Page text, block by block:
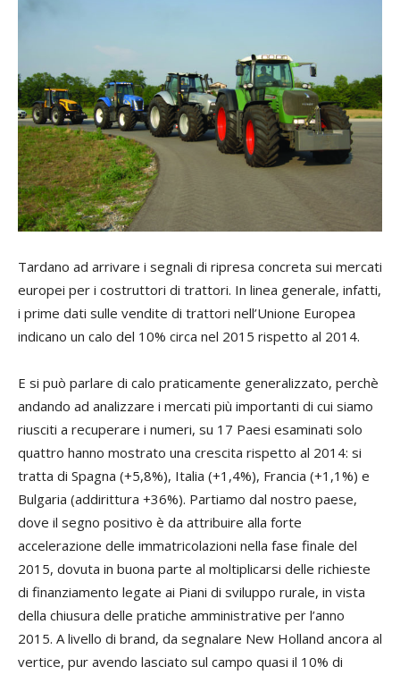
Tardano ad arrivare i segnali di ripresa concreta sui mercati
europei per i costruttori di trattori. In linea generale, infatti,
i prime dati sulle vendite di trattori nell’Unione Europea
indicano un calo del 10% circa nel 2015 rispetto al 2014.
E si può parlare di calo praticamente generalizzato, perchè
andando ad analizzare i mercati più importanti di cui siamo
riusciti a recuperare i numeri, su 17 Paesi esaminati solo
quattro hanno mostrato una crescita rispetto al 2014: si
tratta di Spagna (+5,8%), Italia (+1,4%), Francia (+1,1%) e
Bulgaria (addirittura +36%). Partiamo dal nostro paese,
dove il segno positivo è da attribuire alla forte
accelerazione delle immatricolazioni nella fase finale del
2015, dovuta in buona parte al moltiplicarsi delle richieste
di finanziamento legate ai Piani di sviluppo rurale, in vista
della chiusura delle pratiche amministrative per l’anno
2015. A livello di brand, da segnalare New Holland ancora al
vertice, pur avendo lasciato sul campo quasi il 10% di